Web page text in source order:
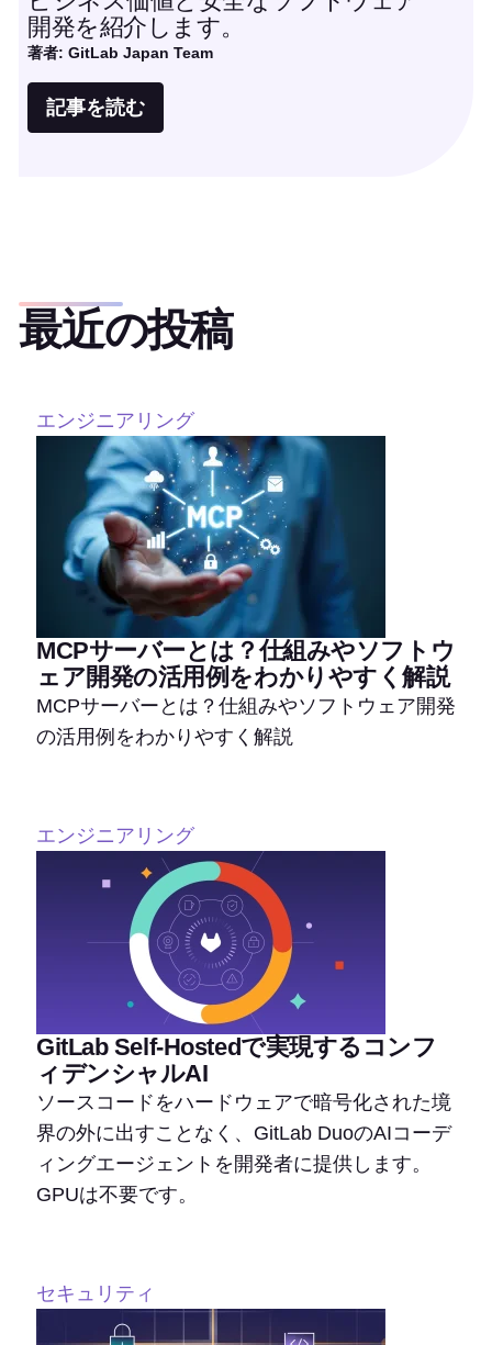
開発を紹介します。
著者: GitLab Japan Team
記事を読む
最近の投稿
エンジニアリング
MCPサーバーとは？仕組みやソフトウ
ェア開発の活用例をわかりやすく解説
MCPサーバーとは？仕組みやソフトウェア開発
の活用例をわかりやすく解説
エンジニアリング
GitLab Self-Hostedで実現するコンフ
ィデンシャルAI
ソースコードをハードウェアで暗号化された境
界の外に出すことなく、GitLab DuoのAIコーデ
ィングエージェントを開発者に提供します。
GPUは不要です。
セキュリティ